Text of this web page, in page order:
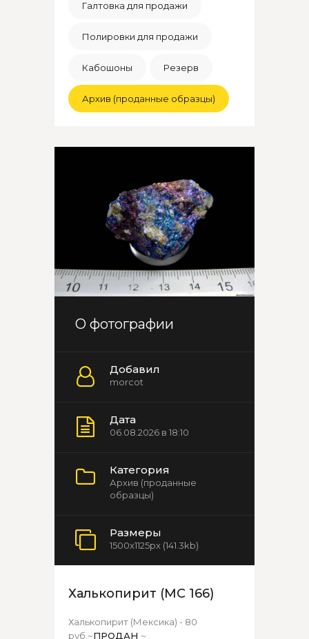
Галтовка для продажи
Полировки для продажи
Кабошоны Резерв
Архив (проданные образцы)
О фотографии
Добавил
morcot
Дата
06.08.2026 в 18:10
Категория
Архив (проданные
образцы)
Размеры
1500x1125px (141.3kb)
Халькопирит (МС 166)
Халькопирит (Мексика) - 80
руб.~ПРОДАН ~